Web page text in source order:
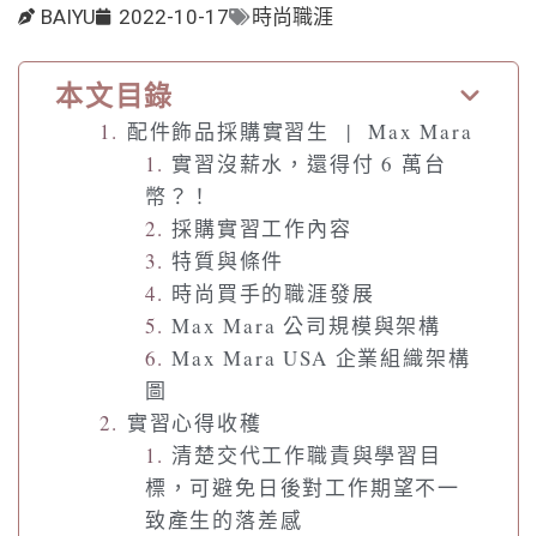
BAIYU 2022-10-17 時尚職涯
本文目錄
配件飾品採購實習生 | Max Mara
實習沒薪水，還得付 6 萬台
幣？！
採購實習工作內容
特質與條件
時尚買手的職涯發展
Max Mara 公司規模與架構
Max Mara USA 企業組織架構
圖
實習心得收穫
清楚交代工作職責與學習目
標，可避免日後對工作期望不一
致產生的落差感